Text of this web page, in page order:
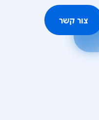
צור קשר